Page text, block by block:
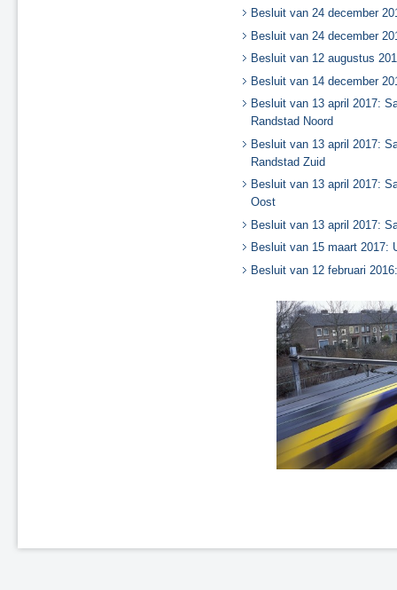
Besluit van 24 december
Besluit van 24 december
Besluit van 12 augustus
Besluit van 14 december
Besluit van 13 april 2017:
Randstad Noord
Besluit van 13 april 2017:
Randstad Zuid
Besluit van 13 april 2017:
Oost
Besluit van 13 april 2017:
Besluit van 15 maart 2017:
Besluit van 12 februari